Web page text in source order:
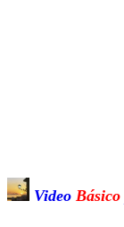
Video Básico